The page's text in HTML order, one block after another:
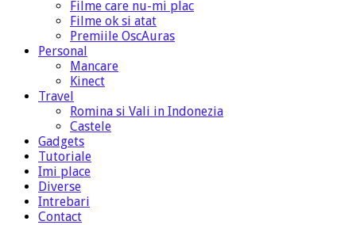
Filme care nu-mi plac
Filme ok si atat
Premiile OscAuras
Personal
Mancare
Kinect
Travel
Romina si Vali in Indonezia
Castele
Gadgets
Tutoriale
Imi place
Diverse
Intrebari
Contact